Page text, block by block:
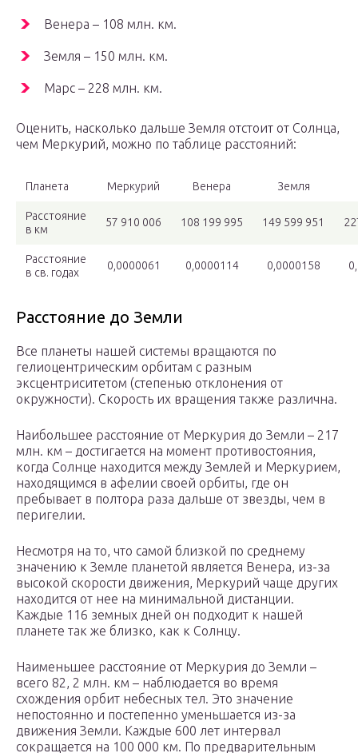
Венера – 108 млн. км.
Земля – 150 млн. км.
Марс – 228 млн. км.
Оценить, насколько дальше Земля отстоит от Солнца,
чем Меркурий, можно по таблице расстояний:
Планета Меркурий Венера Земля
Расстояние
в км
57 910 006 108 199 995 149 599 951
Расстояние
в св. годах
0,0000061 0,0000114 0,0000158
Расстояние до Земли
Все планеты нашей системы вращаются по
гелиоцентрическим орбитам с разным
эксцентриситетом (степенью отклонения от
окружности). Скорость их вращения также различна.
Наибольшее расстояние от Меркурия до Земли – 217
млн. км – достигается на момент противостояния,
когда Солнце находится между Землей и Меркурием,
находящимся в афелии своей орбиты, где он
пребывает в полтора раза дальше от звезды, чем в
перигелии.
Несмотря на то, что самой близкой по среднему
значению к Земле планетой является Венера, из-за
высокой скорости движения, Меркурий чаще других
находится от нее на минимальной дистанции.
Каждые 116 земных дней он подходит к нашей
планете так же близко, как к Солнцу.
Наименьшее расстояние от Меркурия до Земли –
всего 82, 2 млн. км – наблюдается во время
схождения орбит небесных тел. Это значение
непостоянно и постепенно уменьшается из-за
движения Земли. Каждые 600 лет интервал
сокращается на 100 000 км. По предварительным